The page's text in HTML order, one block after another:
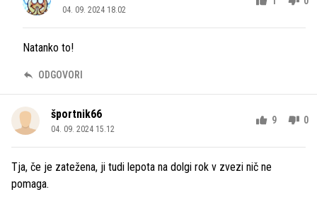
04. 09. 2024 18.02
Natanko to!
ODGOVORI
športnik66
04. 09. 2024 15.12
9 0
Tja, če je zatežena, ji tudi lepota na dolgi rok v zvezi nič ne
pomaga.